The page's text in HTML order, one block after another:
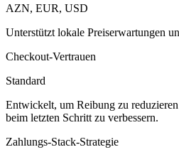
AZN, EUR, USD
Unterstützt lokale Preiserwartungen
Checkout-Vertrauen
Standard
Entwickelt, um Reibung zu
beim letzten Schritt zu verbessern.
Zahlungs-Stack-Strategie